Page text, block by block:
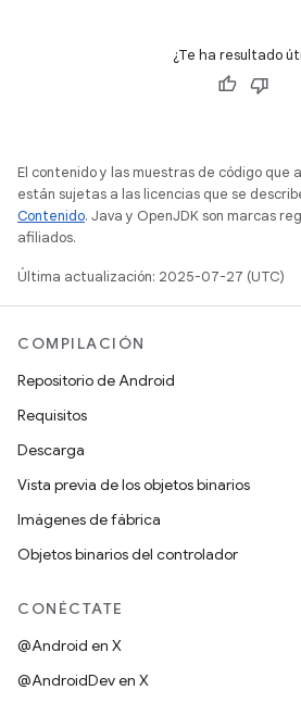
¿Te ha resultado
El contenido y las muestras de código que
están sujetas a las licencias que se
Contenido. Java y OpenJDK son marcas
afiliados.
Última actualización: 2025-07-27 (UTC)
COMPILACIÓN
Repositorio de Android
Requisitos
Descarga
Vista previa de los objetos binarios
Imágenes de fábrica
Objetos binarios del controlador
CONÉCTATE
@Android en X
@AndroidDev en X